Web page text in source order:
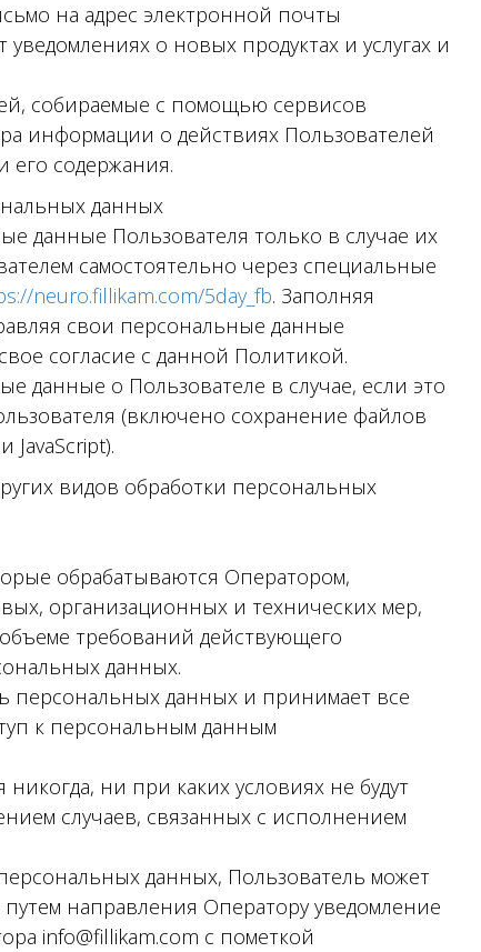
на адрес электронной почты
уведомлениях о новых продуктах и услугах и
собираемые с помощью сервисов
информации о действиях Пользователей
его содержания.
данных
данные Пользователя только в случае их
самостоятельно через специальные
neuro.fillikam.com/5day_fb. Заполняя
свои персональные данные
согласие с данной Политикой.
данные о Пользователе в случае, если это
(включено сохранение файлов
JavaScript).
видов обработки персональных
обрабатываются Оператором,
организационных и технических мер,
требований действующего
данных.
персональных данных и принимает все
к персональным данным
ни при каких условиях не будут
случаев, связанных с исполнением
данных, Пользователь может
путем направления Оператору уведомление
info@fillikam.com с пометкой